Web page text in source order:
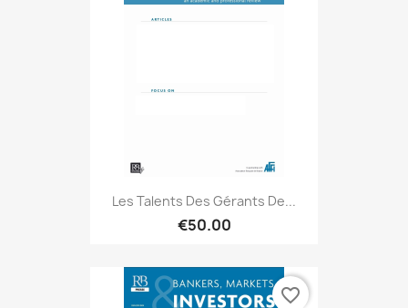
Les Talents Des Gérants De...
€50.00
favorite_border